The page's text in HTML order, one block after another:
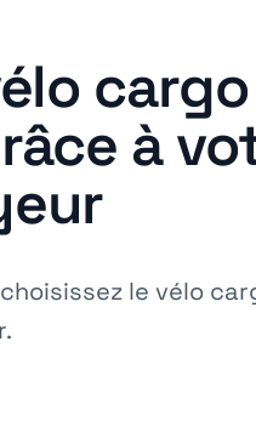
à
le vélo